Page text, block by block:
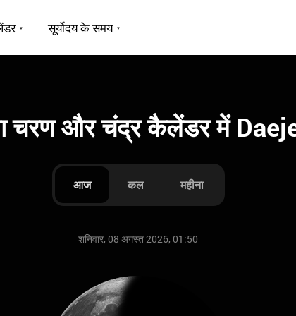
सूर्योदय के समय
चरण और चंद्र कैलेंडर में
आज कल महीना
शनिवार, 08 अगस्त 2026, 01:50